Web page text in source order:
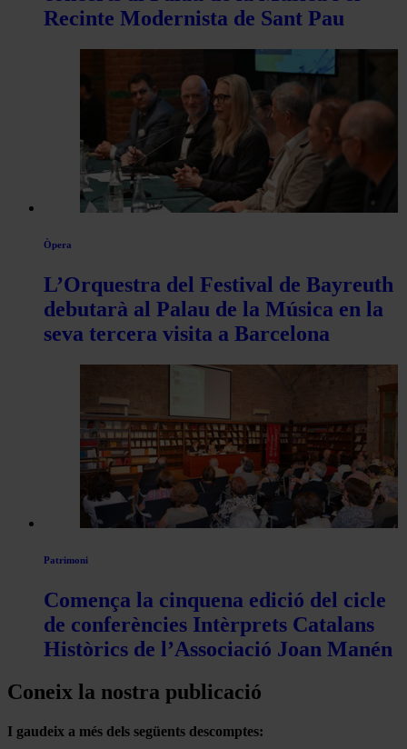
Recinte Modernista de Sant Pau
Òpera
L’Orquestra del Festival de Bayreuth
debutarà al Palau de la Música en la
seva tercera visita a Barcelona
Patrimoni
Comença la cinquena edició del cicle
de conferències Intèrprets Catalans
Històrics de l’Associació Joan Manén
Coneix la nostra publicació
I gaudeix a més dels següents descomptes: